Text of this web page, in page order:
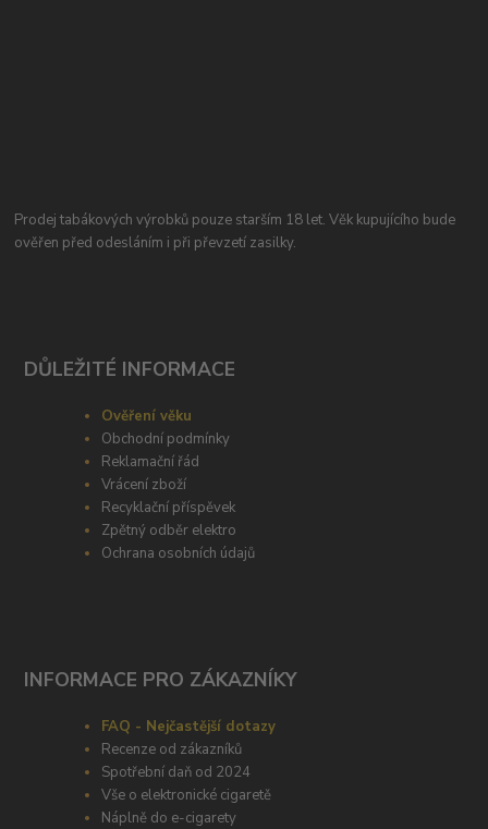
Prodej tabákových výrobků pouze starším 18 let. Věk kupujícího bude
ověřen před odesláním i při převzetí zasilky.
DŮLEŽITÉ INFORMACE
Ověření věku
Obchodní podmínky
Reklamační řád
Vrácení zboží
Recyklační příspěvek
Zpětný odběr elektro
Ochrana osobních údajů
INFORMACE PRO ZÁKAZNÍKY
FAQ - Nejčastější dotazy
Recenze od zákazníků
Spotřební daň od 2024
Vše o elektronické cigaretě
Náplně do e-cigarety